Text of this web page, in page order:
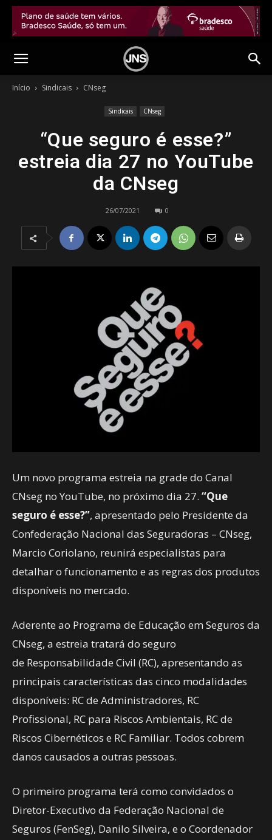
Início Sindicais CNseg
Sindicais CNseg
“Que seguro é esse?”
estreia dia 27 no YouTube
da CNseg
26/07/2021 0
Um novo programa estreia na grade do Canal
CNseg no YouTube, no próximo dia 27. “Que
seguro é esse?”, apresentado pelo Presidente da
Confederação Nacional das Seguradoras – CNseg,
Marcio Coriolano, reunirá especialistas para
detalhar o funcionamento e as regras dos produtos
disponíveis no mercado.
Aderente ao Programa de Educação em Seguros da
CNseg, a estreia tratará do seguro
de Responsabilidade Civil (RC), apresentando as
principais características das cinco modalidades
disponíveis: RC de Administradores, RC
Profissional, RC para Riscos Ambientais, RC de
Riscos Cibernéticos e RC Familiar. Todos cobrem
danos causados a outras pessoas.
O primeiro programa terá como convidados o
Diretor-Executivo da Federação Nacional de
Seguros (FenSeg), Danilo Silveira, e o Coordenador